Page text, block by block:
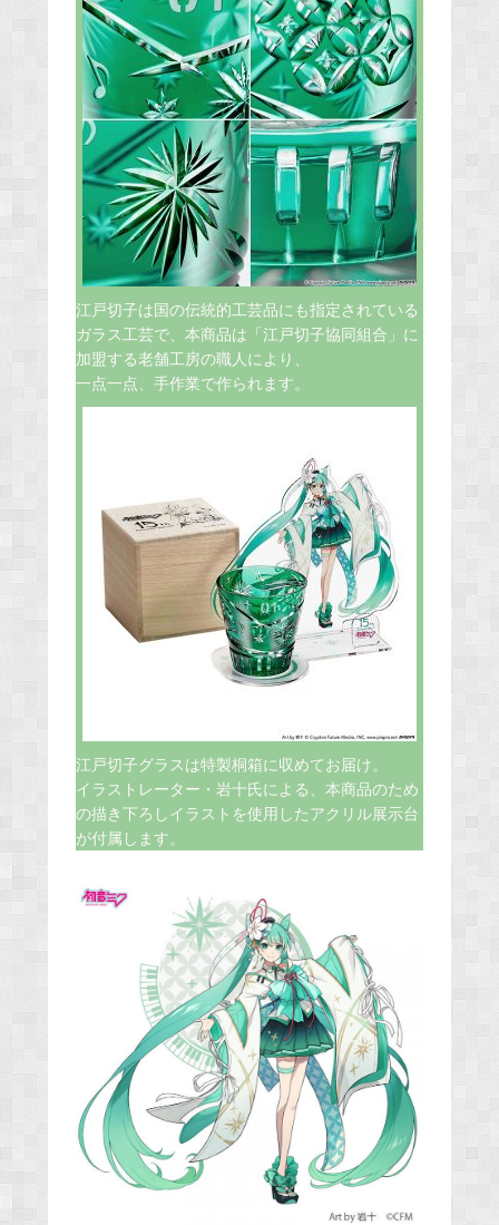
江戸切子は国の伝統的工芸品にも指定されている
ガラス工芸で、本商品は「江戸切子協同組合」に
加盟する老舗工房の職人により、
一点一点、手作業で作られます。
江戸切子グラスは特製桐箱に収めてお届け。
イラストレーター・岩十氏による、本商品のため
の描き下ろしイラストを使用したアクリル展示台
が付属します。